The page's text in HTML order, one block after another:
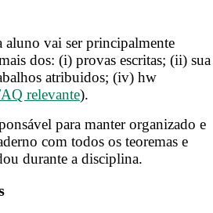
aluno vai ser principalmente
dos: (i) provas escritas; (ii) sua
atribuidos; (iv) hw
relevante).
para manter organizado e
com todos os teoremas e
durante a disciplina.